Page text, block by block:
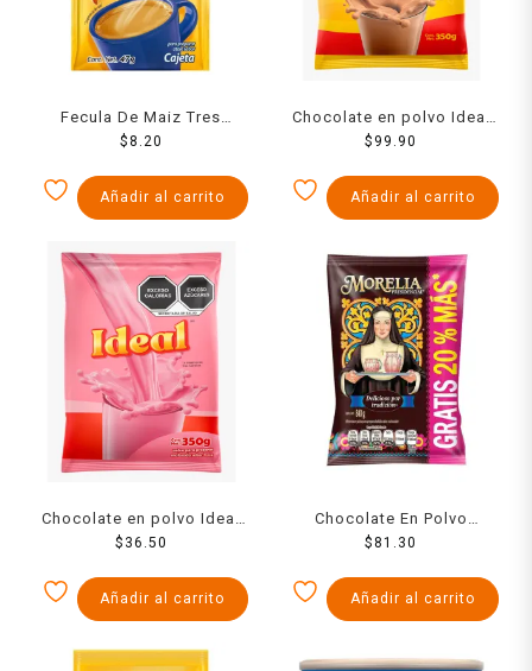
Fecula De Maiz Tres
Estrellas Para Atole Sabor
$ 8.20
Añadir al carrito
Chocolate en polvo Ideal
sabor canela 1 kg
$ 99.90
Añadir al carrito
Chocolate en polvo Ideal
sabor fresa 350 g
$ 36.50
Añadir al carrito
Chocolate En Polvo
Morelia Presidencial . 700
$ 81.30
Añadir al carrito